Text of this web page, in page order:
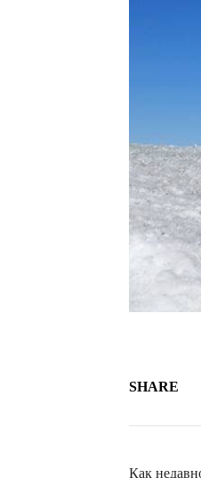
SHARE
Как